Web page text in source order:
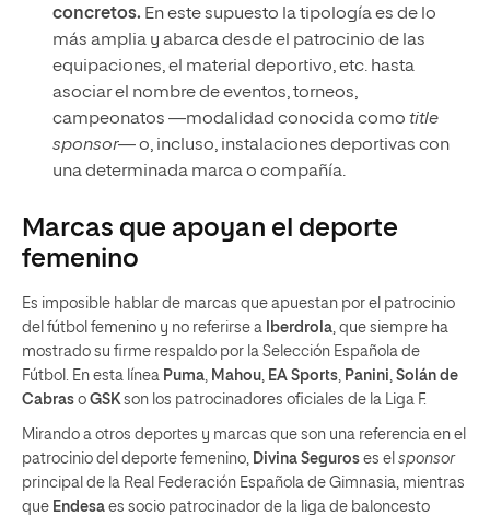
concretos. En este supuesto la tipología es de lo
más amplia y abarca desde el patrocinio de las
equipaciones, el material deportivo, etc. hasta
asociar el nombre de eventos, torneos,
campeonatos —modalidad conocida como title
sponsor— o, incluso, instalaciones deportivas con
una determinada marca o compañía.
Marcas que apoyan el deporte
femenino
Es imposible hablar de marcas que apuestan por el patrocinio
del fútbol femenino y no referirse a
Iberdrola , que siempre ha
mostrado su firme respaldo por la Selección Española de
Fútbol. En esta línea Puma Mahou EA Sports Panini Solán de
Cabras o GSK son los patrocinadores oficiales de la Liga F.
Mirando a otros deportes y marcas que son una referencia en el
patrocinio del deporte femenino, Divina Seguros es el sponsor
principal de la Real Federación Española de Gimnasia, mientras
que Endesa es socio patrocinador de la liga de baloncesto